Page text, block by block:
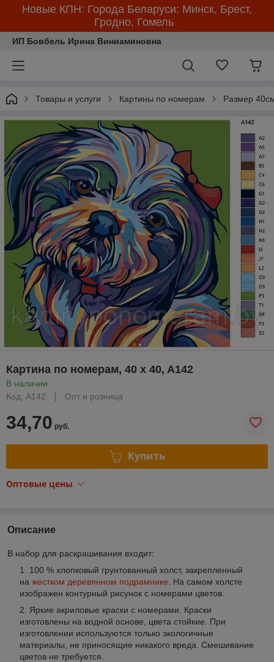
Новые КПН: Города Беларуси: Минск, Брест,
Гродно, Гомель
ИП Бовбель Ирина Виниаминовна
Товары и услуги Картины по номерам Размер
Картина по номерам, 40 x 40, A142
В наличии
Код: A142
Опт и розница
34,70 руб.
Купить
Оптовые цены
Описание
В набор для раскрашивания входит:
100 % хлопковый грунтованный холст, закрепленный
на жестком деревянном подрамнике . На самом холсте
изображен контурный рисунок с номерами цветов.
Яркие акриловые краски с номерами. Краски
изготовлены на водной основе, цвета стойкие. При
изготовлении используются только экологичные
материалы, не приносящие никакого вреда. Смешивание
цветов не требуется.